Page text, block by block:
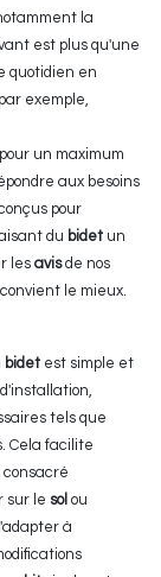
la
est plus qu'une
quotidien en
exemple,
un maximum
aux besoins
pour
du bidet un
les avisde nos
le mieux.
bidet est simple et
tels que
Cela facilite
sur le sol ou
à